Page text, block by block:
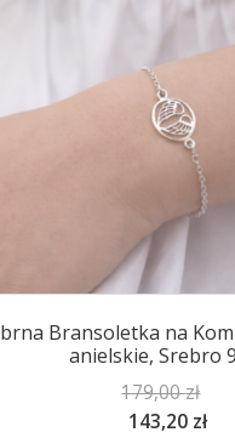
Bransoletka na
anielskie, Srebro
179,00zł
143,20 zł